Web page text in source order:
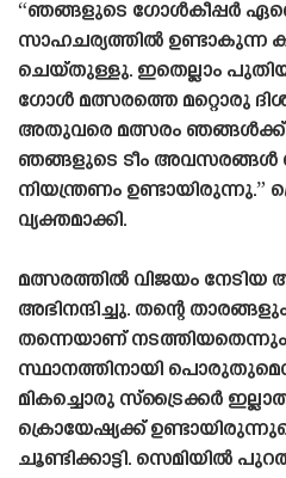
“ഞങ്ങളുടെ ഗോൾകീപ്പർ
സാഹചര്യത്തിൽ ഉണ്ടാകുന്ന
ചെയ്‌തുള്ളു. ഇതെല്ലാം
ഗോൾ മത്സരത്തെ മറ്റൊരു
അതുവരെ മത്സരം
ഞങ്ങളുടെ ടീം അവസരങ്ങൾ
നിയന്ത്രണം ഉണ്ടായിരുന്നു.”
വ്യക്തമാക്കി.
മത്സരത്തിൽ വിജയം നേടിയ
അഭിനന്ദിച്ചു. തന്റെ
തന്നെയാണ് നടത്തിയതെന്നും
സ്ഥാനത്തിനായി
മികച്ചൊരു സ്‌ട്രൈക്കർ
ക്രൊയേഷ്യക്ക്
ചൂണ്ടിക്കാട്ടി. സെമിയിൽ